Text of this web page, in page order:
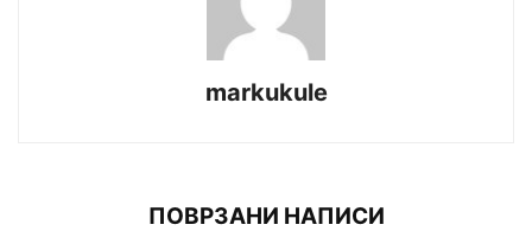
markukule
ПОВРЗАНИ НАПИСИ